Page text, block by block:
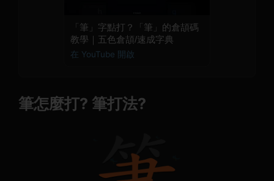
「筆」字點打？「筆」的倉頡碼
教學｜五色倉頡/速成字典
在 YouTube 開啟
筆怎麼打? 筆打法?